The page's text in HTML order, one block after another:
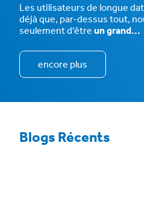
Les utilisateurs de longue
déjà que, par-dessus tout,
seulement d'être un grand...
encore plus
Blogs Récents